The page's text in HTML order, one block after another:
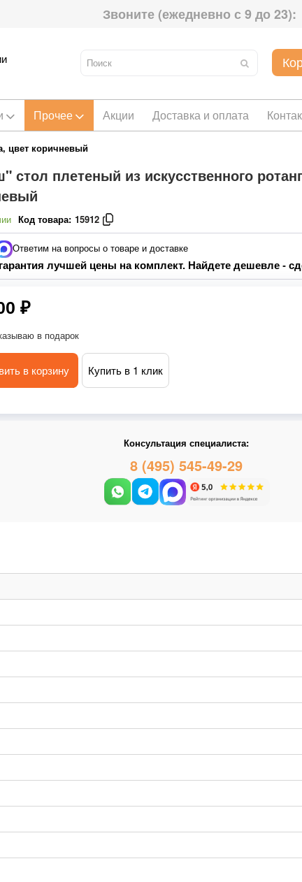
Звоните (ежедневно с 9 до 23):
Прочее Акции Доставка и оплата
цвет коричневый
стол плетеный из искусственного
Код товара: 15912
Ответим на вопросы о товаре и доставке
лучшей цены на комплект. Найдете дешевле -
₽
в подарок
в корзину Купить в 1 клик
Консультация специалиста:
8 (495) 545-49-29